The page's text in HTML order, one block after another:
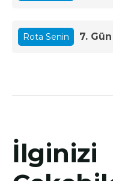
Rota Senin 7. Gün
İlginizi